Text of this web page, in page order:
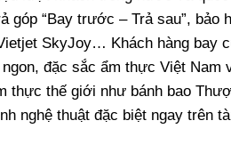
góp “Bay trước – Trả sau”,
SkyJoy… Khách hàng bay
đặc sắc ẩm thực Việt
thực thế giới như bánh bao
nghệ thuật đặc biệt ngay trên